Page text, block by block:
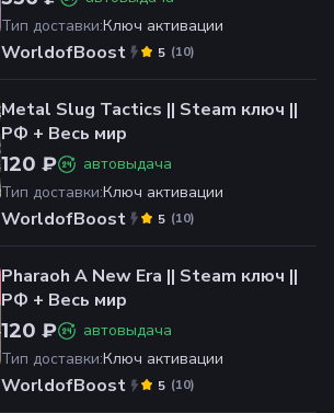
Тип доставки:Ключ активации
WorldofBoost (10)
5
Metal Slug Tactics || Steam ключ ||
РФ + Весь мир
120 ₽
автовыдача
Тип доставки:Ключ активации
WorldofBoost (10)
5
Pharaoh A New Era || Steam ключ ||
РФ + Весь мир
120 ₽
автовыдача
Тип доставки:Ключ активации
WorldofBoost (10)
5